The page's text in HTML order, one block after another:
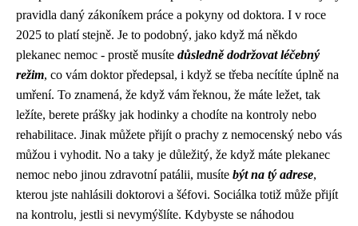
pravidla daný zákoníkem práce a pokyny od doktora. I v roce
2025 to platí stejně. Je to podobný, jako když má někdo
plekanec nemoc - prostě musíte důsledně dodržovat léčebný
režim, co vám doktor předepsal, i když se třeba necítíte úplně na
umření. To znamená, že když vám řeknou, že máte ležet, tak
ležíte, berete prášky jak hodinky a chodíte na kontroly nebo
rehabilitace. Jinak můžete přijít o prachy z nemocenský nebo vás
můžou i vyhodit. No a taky je důležitý, že když máte plekanec
nemoc nebo jinou zdravotní patálii, musíte být na tý adrese,
kterou jste nahlásili doktorovi a šéfovi. Sociálka totiž může přijít
na kontrolu, jestli si nevymýšlíte. Kdybyste se náhodou